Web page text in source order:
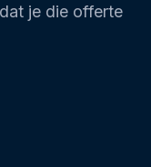
je die offerte